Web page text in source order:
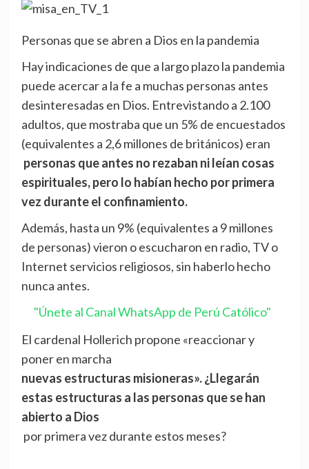
Personas que se abren a Dios en la pandemia
Hay indicaciones de que a largo plazo la pandemia
puede acercar a la fe a muchas personas antes
desinteresadas en Dios. Entrevistando a 2.100
adultos, que mostraba que un 5% de encuestados
(equivalentes a 2,6 millones de británicos) eran
personas que antes no rezaban ni leían cosas
espirituales, pero lo habían hecho por primera
vez durante el confinamiento.
Además, hasta un 9% (equivalentes a 9 millones
de personas) vieron o escucharon en radio, TV o
Internet servicios religiosos, sin haberlo hecho
nunca antes.
"Únete al Canal WhatsApp de Perú Católico"
El cardenal Hollerich propone «reaccionar y
poner en marcha
nuevas estructuras misioneras». ¿Llegarán
estas estructuras a las personas que se han
abierto a Dios
por primera vez durante estos meses?